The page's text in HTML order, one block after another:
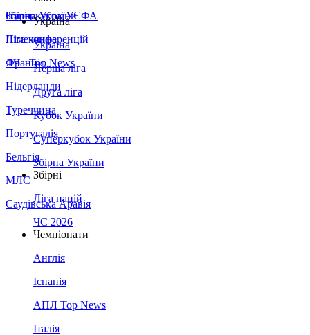
Збірна України
Італія
Німеччина
Франція
Нідерланди
Туреччина
Португалія
Бельгія
МЛС
Саудівська Аравія
Суперкубок УЄФА
Ліга конференцій
ЛЧ - Top News
Україна
Україна
Перша ліга
Друга ліга
Кубок України
Суперкубок України
Збірна України
Збірні
Ліга націй
ЧС 2026
Чемпіонати
Англія
Іспанія
АПЛ Top News
Італія